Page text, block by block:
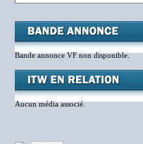
Bande annonce VF non disponible.
Aucun média associé.